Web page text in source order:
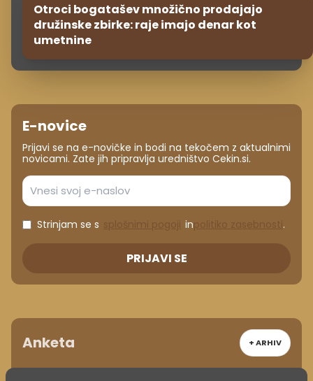
Otroci bogatašev množično prodajajo
družinske zbirke: raje imajo denar kot
umetnine
E-novice
Prijavi se na e-novičke in bodi na tekočem z aktualnimi
novicami. Zate jih pripravlja uredništvo Cekin.si.
Strinjam se s in .
PRIJAVI SE
Anketa + ARHIV